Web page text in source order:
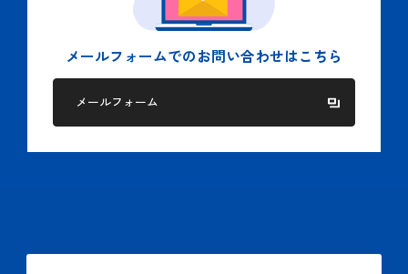
メールフォームでの お問い合わせはこちら
メールフォーム